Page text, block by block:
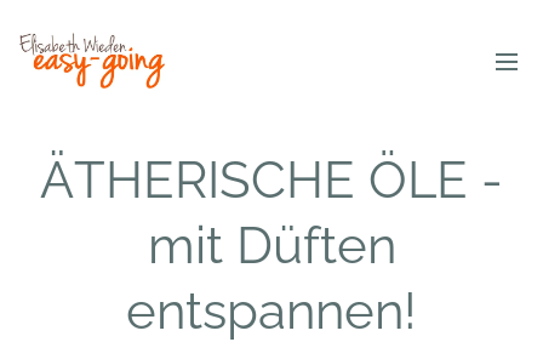
ÄTHERISCHE ÖLE -
mit Düften
entspannen!